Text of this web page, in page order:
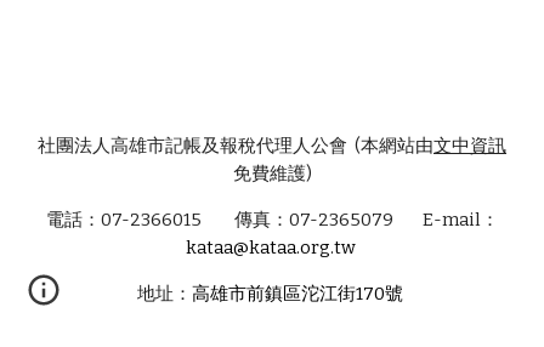
社團法人高雄市記帳及報稅代理人公會 (本網站由文中資訊
免費維護)
電話：07-2366015 傳真：07-2365079 E-mail：
kataa@kataa.org.tw
地址： 高雄市前鎮區沱江街170號